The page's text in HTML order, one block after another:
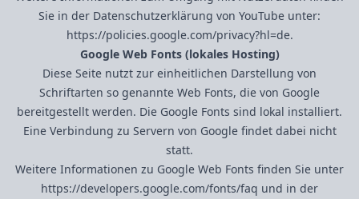
Sie in der Datenschutzerklärung von YouTube unter:
https://policies.google.com/privacy?hl=de.
Google Web Fonts (lokales Hosting)
Diese Seite nutzt zur einheitlichen Darstellung von
Schriftarten so genannte Web Fonts, die von Google
bereitgestellt werden. Die Google Fonts sind lokal installiert.
Eine Verbindung zu Servern von Google findet dabei nicht
statt.
Weitere Informationen zu Google Web Fonts finden Sie unter
https://developers.google.com/fonts/faq und in der